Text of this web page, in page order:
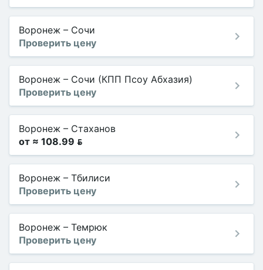
Воронеж – Сочи
Проверить цену
Воронеж – Сочи (КПП Псоу Абхазия)
Проверить цену
Воронеж – Стаханов
от ≈ 108.99 
Воронеж – Тбилиси
Проверить цену
Воронеж – Темрюк
Проверить цену